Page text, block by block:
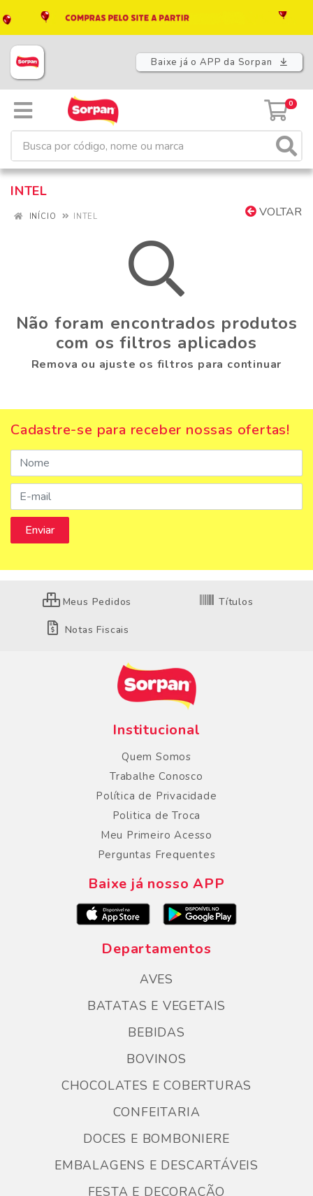
Baixe já o APP da Sorpan
0
INTEL
VOLTAR
INÍCIO INTEL
Não foram encontrados produtos
com os filtros aplicados
Remova ou ajuste os filtros para continuar
Cadastre-se para receber nossas ofertas!
Meus Pedidos Títulos
Notas Fiscais
Institucional
Quem Somos
Trabalhe Conosco
Política de Privacidade
Politica de Troca
Meu Primeiro Acesso
Perguntas Frequentes
Baixe já nosso APP
Departamentos
AVES
BATATAS E VEGETAIS
BEBIDAS
BOVINOS
CHOCOLATES E COBERTURAS
CONFEITARIA
DOCES E BOMBONIERE
EMBALAGENS E DESCARTÁVEIS
FESTA E DECORAÇÃO